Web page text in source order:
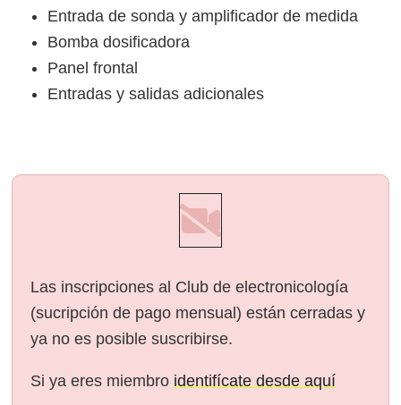
Entrada de sonda y amplificador de medida
Bomba dosificadora
Panel frontal
Entradas y salidas adicionales
Las inscripciones al Club de electronicología
(sucripción de pago mensual) están cerradas y
ya no es posible suscribirse.
Si ya eres miembro identifícate desde aquí